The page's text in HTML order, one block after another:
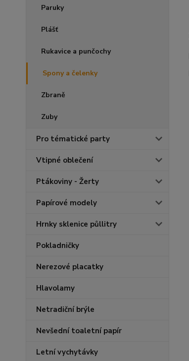
Paruky
Plášť
Rukavice a punčochy
Spony a čelenky
Zbraně
Zuby
Pro tématické party
Vtipné oblečení
Ptákoviny - Žerty
Papírové modely
Hrnky sklenice půllitry
Pokladničky
Nerezové placatky
Hlavolamy
Netradiční brýle
Nevšední toaletní papír
Letní vychytávky